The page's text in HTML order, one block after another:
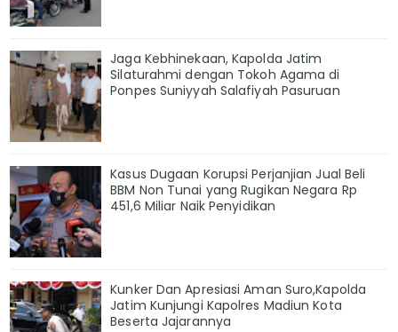
Jaga Kebhinekaan, Kapolda Jatim
Silaturahmi dengan Tokoh Agama di
Ponpes Suniyyah Salafiyah Pasuruan
Kasus Dugaan Korupsi Perjanjian Jual Beli
BBM Non Tunai yang Rugikan Negara Rp
451,6 Miliar Naik Penyidikan
Kunker Dan Apresiasi Aman Suro,Kapolda
Jatim Kunjungi Kapolres Madiun Kota
Beserta Jajarannya